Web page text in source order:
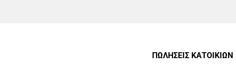
ΠΩΛΗΣΕΙΣ ΚΑΤΟΙΚΙΩΝ